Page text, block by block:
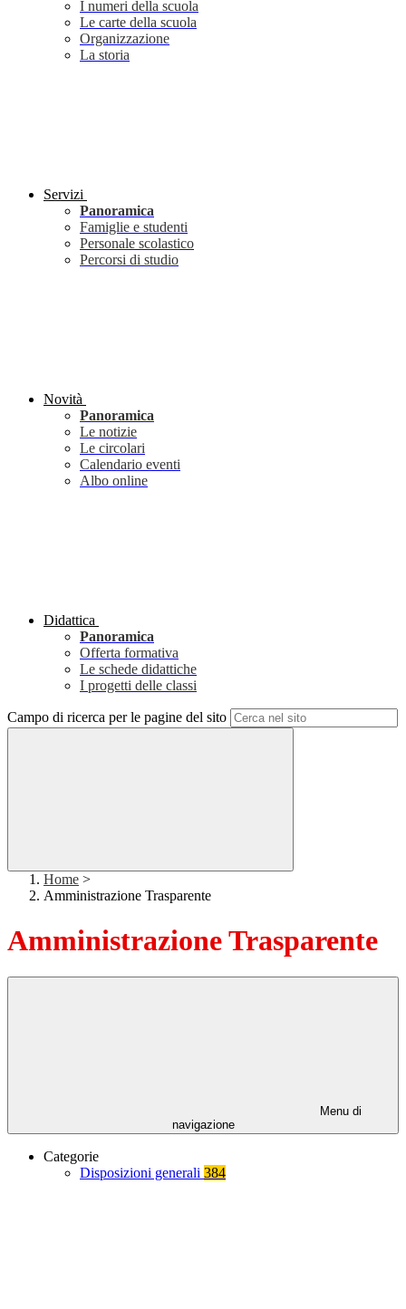
I numeri della scuola
Le carte della scuola
Organizzazione
La storia
Servizi
Panoramica
Famiglie e studenti
Personale scolastico
Percorsi di studio
Novità
Panoramica
Le notizie
Le circolari
Calendario eventi
Albo online
Didattica
Panoramica
Offerta formativa
Le schede didattiche
I progetti delle classi
Campo di ricerca per le pagine del sito
Home >
Amministrazione Trasparente
Amministrazione Trasparente
Menu di
navigazione
Categorie
Disposizioni generali 384